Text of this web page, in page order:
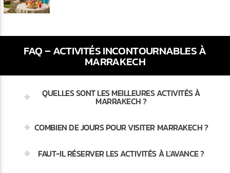
FAQ – ACTIVITÉS INCONTOURNABLES À
MARRAKECH
QUELLES SONT LES MEILLEURES ACTIVITÉS À
MARRAKECH ?
COMBIEN DE JOURS POUR VISITER MARRAKECH ?
FAUT-IL RÉSERVER LES ACTIVITÉS À L’AVANCE ?